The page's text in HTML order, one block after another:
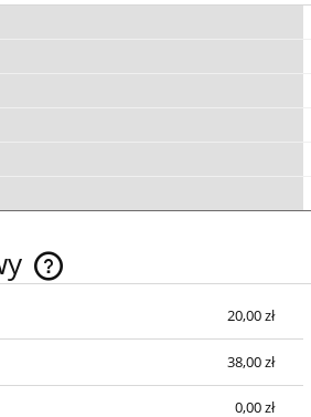
Cena nie zawiera ewentualnych kosztów
płatności
20,00 zł
38,00 zł
0,00 zł